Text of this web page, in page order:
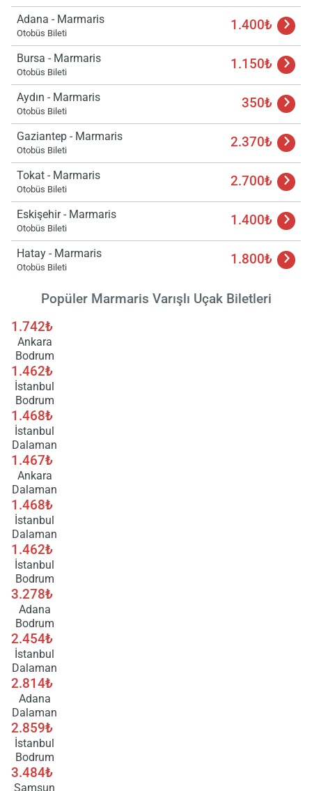
Adana - Marmaris
Otobüs Bileti 1.400₺
Bursa - Marmaris
Otobüs Bileti 1.150₺
Aydın - Marmaris
Otobüs Bileti 350₺
Gaziantep - Marmaris
Otobüs Bileti 2.370₺
Tokat - Marmaris
Otobüs Bileti 2.700₺
Eskişehir - Marmaris
Otobüs Bileti 1.400₺
Hatay - Marmaris
Otobüs Bileti 1.800₺
Popüler Marmaris Varışlı Uçak Biletleri
1.742₺
Ankara
Bodrum
1.462₺
İstanbul
Bodrum
1.468₺
İstanbul
Dalaman
1.467₺
Ankara
Dalaman
1.468₺
İstanbul
Dalaman
1.462₺
İstanbul
Bodrum
3.278₺
Adana
Bodrum
2.454₺
İstanbul
Dalaman
2.814₺
Adana
Dalaman
2.859₺
İstanbul
Bodrum
3.484₺
Samsun